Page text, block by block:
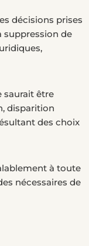
décisions prises
suppression de
saurait être
disparition
des choix
à toute
nécessaires de